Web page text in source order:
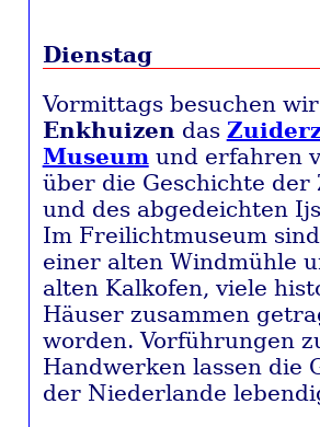
Dienstag
Vormittags besuchen
Enkhuizen das
Museumund erfahren
über die Geschichte der
und des abgedeichten
Im Freilichtmuseum
einer alten Windmühle
alten Kalkofen, viele
Häuser zusammen
worden. Vorführungen
Handwerken lassen die
der Niederlande